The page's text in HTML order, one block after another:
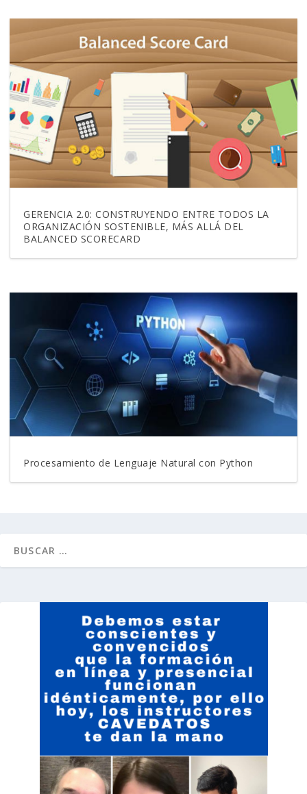
GERENCIA 2.0: CONSTRUYENDO ENTRE TODOS LA
ORGANIZACIÓN SOSTENIBLE, MÁS ALLÁ DEL
BALANCED SCORECARD
Procesamiento de Lenguaje Natural con Python